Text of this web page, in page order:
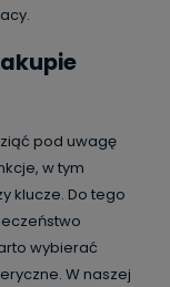
pod uwagę
w tym
klucze. Do tego
wybierać
W naszej